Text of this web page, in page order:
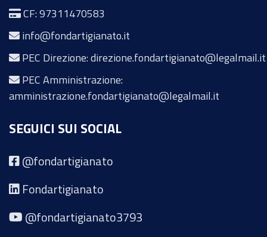
CF: 97311470583
info@fondartigianato.it
PEC Direzione: direzione.fondartigianato@legalmail.it
PEC Amministrazione:
amministrazione.fondartigianato@legalmail.it
SEGUICI SUI SOCIAL
@fondartigianato
Fondartigianato
@fondartigianato3793